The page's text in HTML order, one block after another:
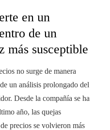
en un
de un
más susceptible
no surge de manera
un análisis prolongado del
Desde la compañía se ha
año, las quejas
precios se volvieron más